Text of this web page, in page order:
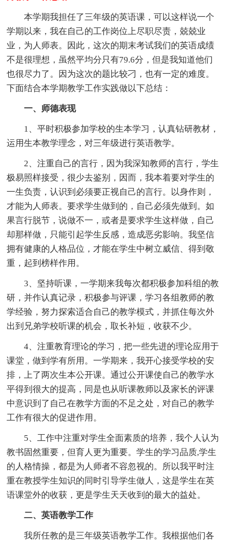
本学期我担任了三年级的英语课，可以这样说一个
学期以来，我在自己的工作岗位上尽职尽责，兢兢业
业，为人师表。因此，这次的期末考试我们的英语成绩
不是很理想，虽然平均分只有79.6分，但是我知道他们
也很尽力了。因为这次的题比较刁，也有一定的难度。
下面结合本学期教学工作实践做以下总结：
一、师德表现
1、平时积极参加学校的生本学习，认真钻研教材，
运用生本教学理念，对三年级进行英语教学。
2、注重自己的言行，因为我深知教师的言行，学生
极易照样接受，很少去鉴别，因而，我本着要对学生的
一生负责，认识到必须要正视自己的言行。以身作则，
才能为人师表。要求学生做到的，自己必须先做到。如
果言行脱节，说做不一，或者是要求学生这样做，自己
却那样做，只能引起学生反感，造成恶劣影响。我坚信
拥有健康的人格品位，才能在学生中树立威信、得到敬
重，起到榜样作用。
3、坚持听课，一学期来我每次都积极参加科组的教
研，并作认真记录，积极参与评课，学习各组教师的教
学经验，努力探索适合自己的教学模式，并抓住每次外
出到兄弟学校听课的机会，取长补短，收获不少。
4、注重教育理论的学习，把一些先进的理论应用于
课堂，做到学有所用。一学期来，我开心接受学校的安
排，上了两次生本公开课。通过公开课使自己的教学水
平得到很大的提高，同是也从听课教师以及家长的评课
中意识到了自己在教学方面的不足之处，对自己的教学
工作有很大的促进作用。
5、工作中注重对学生全面素质的培养，我个人认为
教书固然重要，但育人更为重要。学生的学习品质,学生
的人格情操，都是为人师者不容忽视的。所以我平时注
重在教授学生知识的同时引导学生做人，这是学生在英
语课堂外的收获，更是学生天天收到的最大的益处。
二、英语教学工作
我所任教的是三年级英语教学工作。我根据他们各